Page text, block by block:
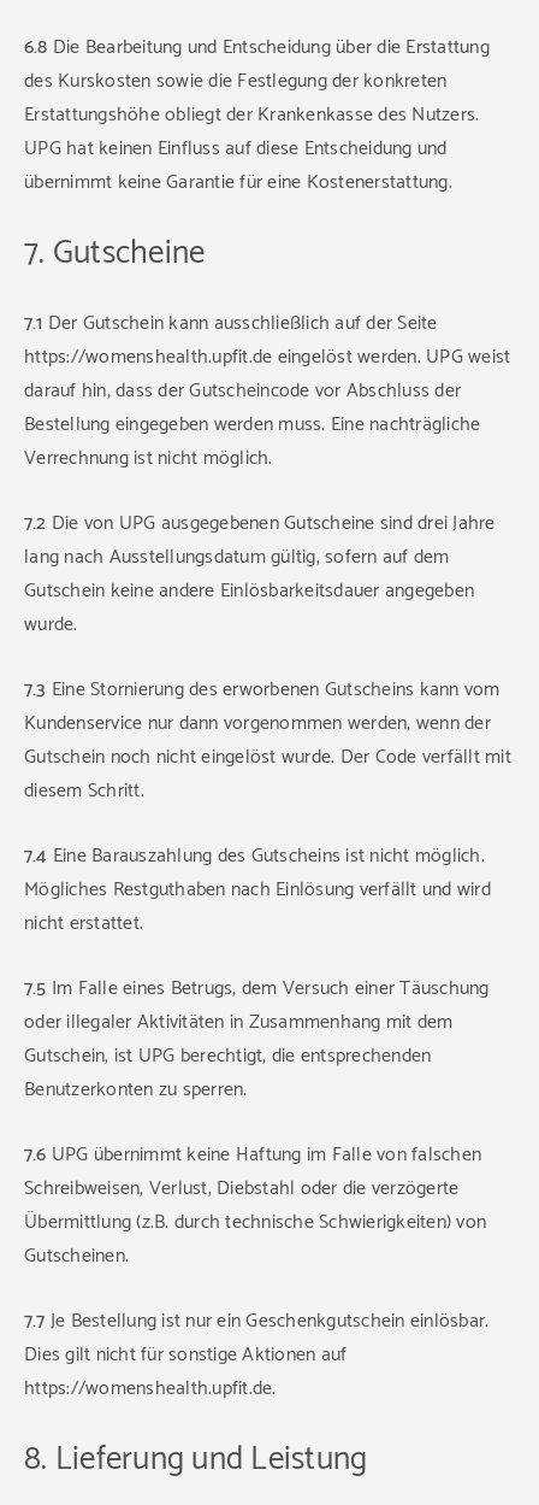
6.8 Die Bearbeitung und Entscheidung über die Erstattung
des Kurskosten sowie die Festlegung der konkreten
Erstattungshöhe obliegt der Krankenkasse des Nutzers.
UPG hat keinen Einfluss auf diese Entscheidung und
übernimmt keine Garantie für eine Kostenerstattung.
7. Gutscheine
7.1 Der Gutschein kann ausschließlich auf der Seite
https://womenshealth.upfit.de eingelöst werden. UPG weist
darauf hin, dass der Gutscheincode vor Abschluss der
Bestellung eingegeben werden muss. Eine nachträgliche
Verrechnung ist nicht möglich.
7.2 Die von UPG ausgegebenen Gutscheine sind drei Jahre
lang nach Ausstellungsdatum gültig, sofern auf dem
Gutschein keine andere Einlösbarkeitsdauer angegeben
wurde.
7.3 Eine Stornierung des erworbenen Gutscheins kann vom
Kundenservice nur dann vorgenommen werden, wenn der
Gutschein noch nicht eingelöst wurde. Der Code verfällt mit
diesem Schritt.
7.4 Eine Barauszahlung des Gutscheins ist nicht möglich.
Mögliches Restguthaben nach Einlösung verfällt und wird
nicht erstattet.
7.5 Im Falle eines Betrugs, dem Versuch einer Täuschung
oder illegaler Aktivitäten in Zusammenhang mit dem
Gutschein, ist UPG berechtigt, die entsprechenden
Benutzerkonten zu sperren.
7.6 UPG übernimmt keine Haftung im Falle von falschen
Schreibweisen, Verlust, Diebstahl oder die verzögerte
Übermittlung (z.B. durch technische Schwierigkeiten) von
Gutscheinen.
7.7Je Bestellung ist nur ein Geschenkgutschein einlösbar.
Dies gilt nicht für sonstige Aktionen auf
https://womenshealth.upfit.de.
8. Lieferung und Leistung